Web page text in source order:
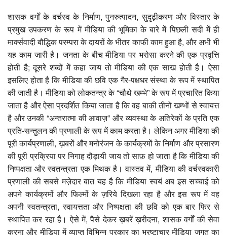
शासक वर्गों के वर्चस्व के निर्माण, पुनरुत्पादन, सुदृढ़ीकरण और विस्तार के
प्रमुख उपकरण के रूप में मीडिया की भूमिका के बारे में पिछली सदी में ही
मार्क्सवादी बौद्धिक परम्परा के दायरों के भीतर काफी काम हुआ है, और अभी भी
यह काम जारी है। जनता के बीच मीडिया पर भरोसा करने की एक प्रवृत्ति
होती है; दूसरे शब्दों में कहा जाय तो मीडिया की एक साख होती है। ऐसा
इसलिए होता है कि मीडिया की छवि एक गैर-पक्षधर संस्था के रूप में स्थापित
की जाती है। मीडिया को लोकतन्त्र के “चौथे खम्भे” के रूप में प्रचारित किया
जाता है और ऐसा प्रदर्शित किया जाता है कि वह बाकी तीनों खम्भों से स्वायत्त
है और उनकी “अन्तरात्मा की आवाज़” और व्यवस्था के अतिरेकों के प्रति एक
प्रति-सन्तुलन की प्रणाली के रूप में काम करता है। लेकिन अगर मीडिया की
पूरी कार्यप्रणाली, ख़बरों और मनोरंजन के कार्यक्रमों के निर्माण और प्रसारण
की पूरी प्रक्रिया पर निगाह दौड़ायी जाय तो साफ़ हो जाता है कि मीडिया की
निष्पक्षता और स्वतन्त्रता एक मिथक है। वास्तव में, मीडिया की वर्चस्वकारी
प्रणाली की सबसे मज़ेदार बात यह है कि मीडिया स्वयं अब इस सच्चाई को
अपने कार्यक्रमों और फिल्मों के ज़रिये दिखला रहा है और इस रूप में वह
अपनी स्वतन्त्रता, स्वायत्तता और निष्पक्षता की छवि को एक बार फिर से
स्थापित कर रहा है। ऐसे में, पैसे देकर ख़बरें ख़रीदना, शासक वर्गों की सेवा
करना और मीडिया में व्याप्त विभिन्न प्रकार का भ्रष्टाचार मीडिया जगत का